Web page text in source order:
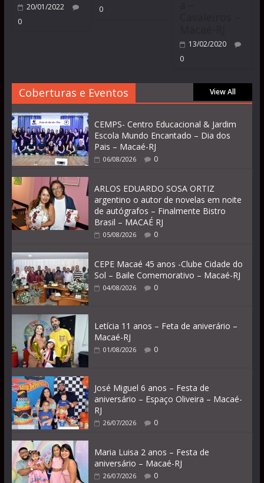
20/01/2022
0
0
13/02/2020
0
Coberturas e Eventos View All
CEMPS- Centro Educacional & Jardim
Escola Mundo Encantado – Dia dos
Pais – Macaé-RJ
06/08/2026 0
ARLOS EDUARDO SOSA ORTIZ
argentino o autor de novelas em noite
de autógrafos – Finalmente Bistro
Brasil – MACAÉ RJ
05/08/2026 0
CEPE Macaé 45 anos -Clube Cidade do
Sol – Baile Comemorativo – Macaé-RJ
04/08/2026 0
Letícia 11 anos – Feta de aniverário –
Macaé-RJ
01/08/2026 0
José Miguel 6 anos – Festa de
aniversário – Espaço Oliveira – Macaé-
RJ
26/07/2026 0
Maria Luisa 2 anos – Festa de
aniversário – Macaé-RJ
26/07/2026 0